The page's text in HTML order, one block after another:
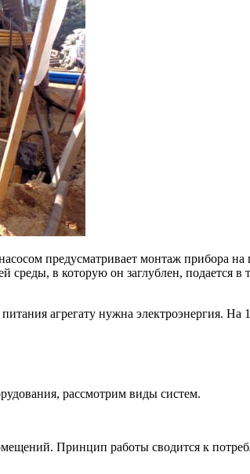
предусматривает монтаж прибора
в которую он заглублен, подается
агрегату нужна электроэнергия. На
рассмотрим виды систем.
Принцип работы сводится к